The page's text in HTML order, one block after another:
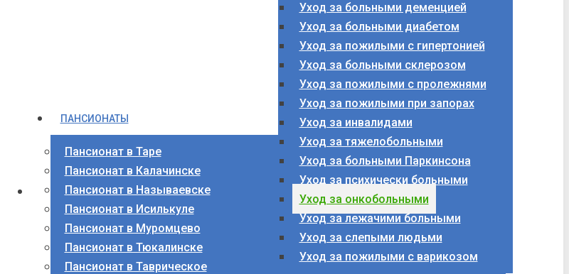
ПАНСИОНАТЫ
Пансионат в Таре
Пансионат в Калачинске
Пансионат в Называевске
Пансионат в Исилькуле
Пансионат в Муромцево
Пансионат в Тюкалинске
Пансионат в Таврическое
Уход за больными деменцией
Уход за больными диабетом
Уход за пожилыми с гипертонией
Уход за больными склерозом
Уход за пожилыми с пролежнями
Уход за пожилыми при запорах
Уход за инвалидами
Уход за тяжелобольными
Уход за больными Паркинсона
Уход за психически больными
Уход за онкобольными
Уход за лежачими больными
Уход за слепыми людьми
Уход за пожилыми с варикозом